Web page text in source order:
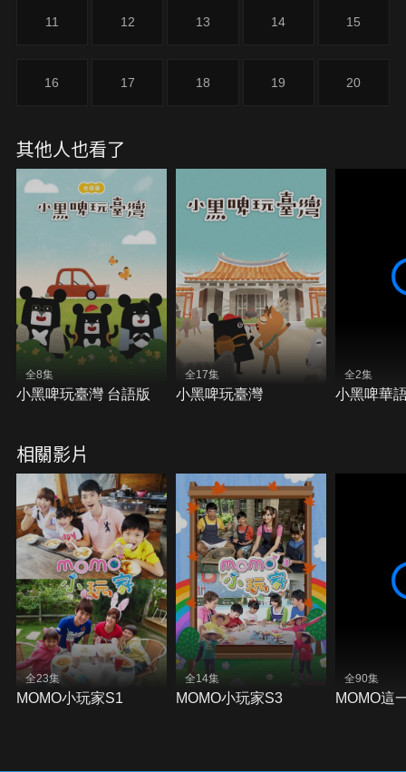
11 12 13 14 15
16 17 18 19 20
其他人也看了
全8集
小黑啤玩臺灣 台語版
全17集
小黑啤玩臺灣
全2集
小黑啤華
相關影片
全23集
MOMO小玩家S1
全14集
MOMO小玩家S3
全90集
MOMO這